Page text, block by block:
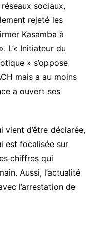
sociaux,
rejeté les
Kasamba à
L’« Initiateur du
» s’oppose
mais a au moins
a ouvert ses
vient d’être déclarée,
est focalisée sur
chiffres qui
Aussi, l’actualité
l’arrestation de